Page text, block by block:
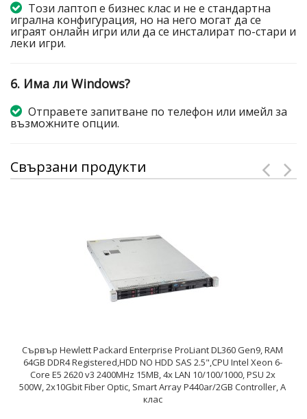
Този лаптоп е бизнес клас и не е стандартна
игрална конфигурация, но на него могат да се
играят онлайн игри или да се инсталират по-стари и
леки игри.
6. Има ли Windows?
Отправете запитване по телефон или имейл за
възможните опции.
Свързани продукти
Сървър Hewlett Packard Enterprise ProLiant DL360 Gen9, RAM
64GB DDR4 Registered,HDD NO HDD SAS 2.5",CPU Intel Xeon 6-
Core E5 2620 v3 2400MHz 15MB, 4x LAN 10/100/1000, PSU 2x
500W, 2x10Gbit Fiber Optic, Smart Array P440ar/2GB Controller, A
клас